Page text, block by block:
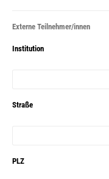
Externe Teilnehmer/innen
Institution
Straße
PLZ